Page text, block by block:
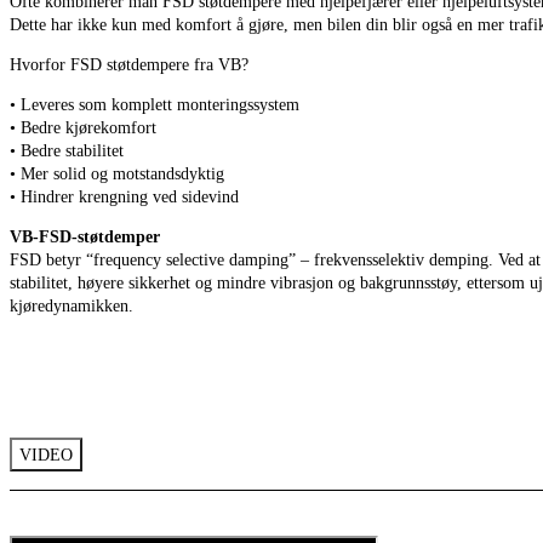
Dette har ikke kun med komfort å gjøre, men bilen din blir også en mer
Hvorfor FSD støtdempere fra VB?
• Leveres som komplett monteringssystem
• Bedre kjørekomfort
• Bedre stabilitet
• Mer solid og motstandsdyktig
• Hindrer krengning ved sidevind
VB-FSD-støtdemper
FSD betyr “frequency selective damping” – frekvensselektiv demping. Ved
stabilitet, høyere sikkerhet og mindre vibrasjon og bakgrunnsstøy,
kjøredynamikken.
VIDEO